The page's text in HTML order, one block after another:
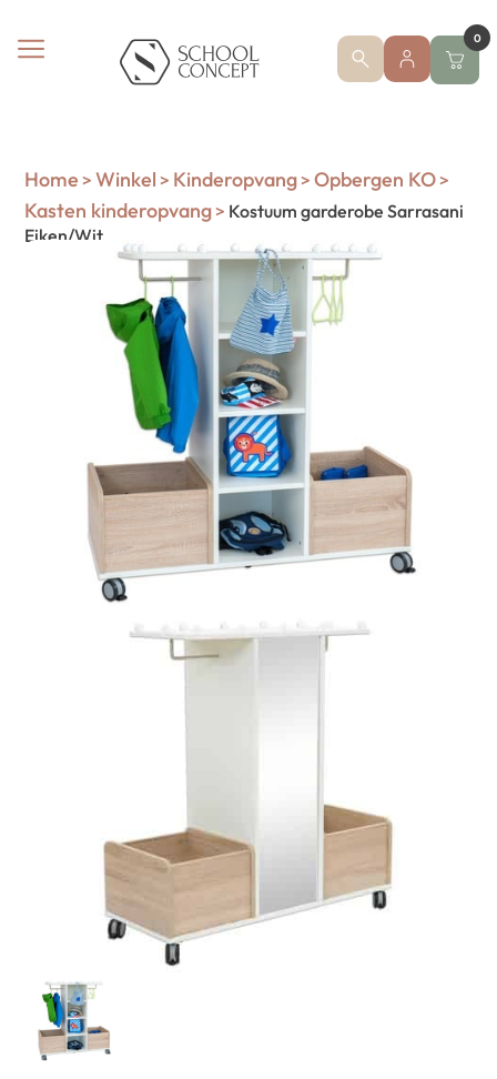
0
Home > Winkel > Kinderopvang> Opbergen KO>
Kasten kinderopvang> Kostuum garderobe Sarrasani
Eiken/Wit